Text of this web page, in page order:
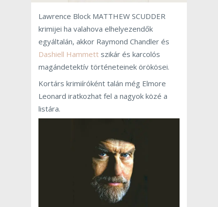
Lawrence Block MATTHEW SCUDDER
krimijei ha valahova elhelyezendők
egyáltalán, akkor Raymond Chandler és
Dashiell Hammett szikár és karcolós
magándetektív történeteinek örökösei.
Kortárs krimiíróként talán még Elmore
Leonard iratkozhat fel a nagyok közé a
listára.